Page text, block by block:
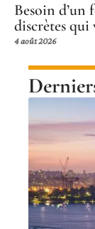
Besoin
discrètes
4 août 2026